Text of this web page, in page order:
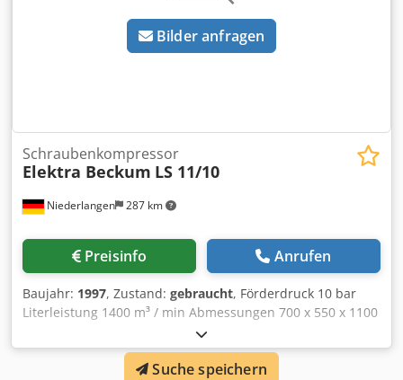
Bilder anfragen
Niederlangen 287 km
Schraubenkompressor
Elektra Beckum LS 11/10
Preisinfo Anrufen
Baujahr: 1997, Zustand: gebraucht, Förderdruck 10 bar
Literleistung 1400 m³ / min Abmessungen 700 x 550 x 1100
mm Csdpfx Aeqvcldeidjrf Gesamtleistungsbedarf 11 kW
Maschinengewicht ca. 275 kg Betriebsstunden: 13593 Std.
Suche speichern